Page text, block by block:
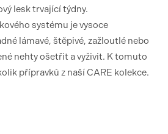
lesk trvající týdny.
systému je vysoce
lámavé, štěpivé, zažloutlé nebo
nehty ošetřit a vyživit. K tomuto
přípravků z naší CARE kolekce.